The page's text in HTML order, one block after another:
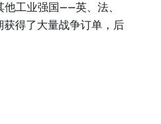
工业强国——英、法、
得了大量战争订单，后